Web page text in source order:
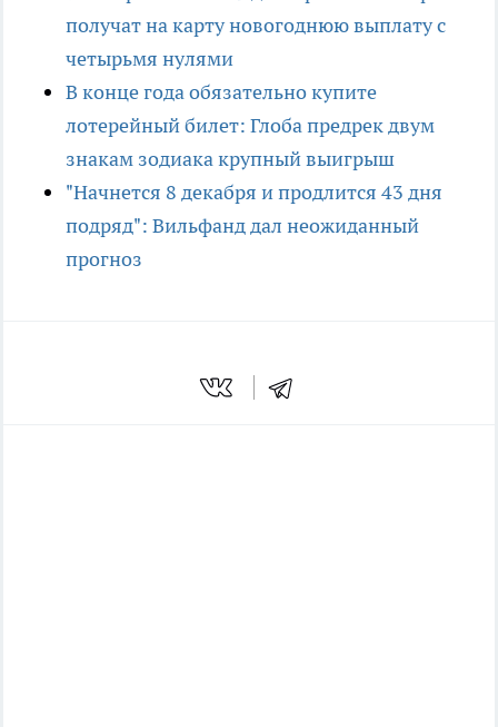
получат на карту новогоднюю выплату с
четырьмя нулями
В конце года обязательно купите
лотерейный билет: Глоба предрек двум
знакам зодиака крупный выигрыш
"Начнется 8 декабря и продлится 43 дня
подряд": Вильфанд дал неожиданный
прогноз